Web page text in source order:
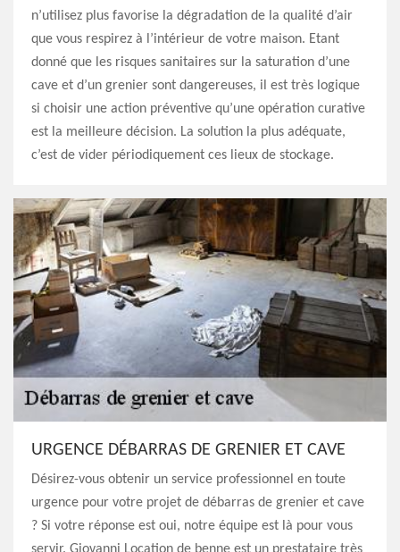
n’utilisez plus favorise la dégradation de la qualité d’air
que vous respirez à l’intérieur de votre maison. Etant
donné que les risques sanitaires sur la saturation d’une
cave et d’un grenier sont dangereuses, il est très logique
si choisir une action préventive qu’une opération curative
est la meilleure décision. La solution la plus adéquate,
c’est de vider périodiquement ces lieux de stockage.
URGENCE DÉBARRAS DE GRENIER ET CAVE
Désirez-vous obtenir un service professionnel en toute
urgence pour votre projet de débarras de grenier et cave
? Si votre réponse est oui, notre équipe est là pour vous